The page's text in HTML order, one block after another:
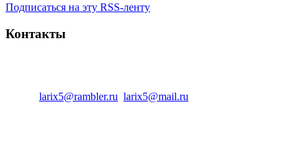
Подписаться на эту RSS-ленту
Контакты
larix5@rambler.ru larix5@mail.ru